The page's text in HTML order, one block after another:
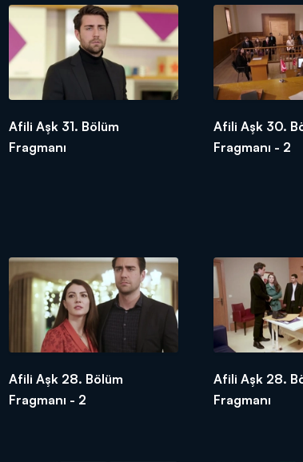
Afili Aşk 31. Bölüm
Fragmanı
Afili Aşk 30.
Fragmanı - 2
Afili Aşk 28. Bölüm
Fragmanı - 2
Afili Aşk 28.
Fragmanı